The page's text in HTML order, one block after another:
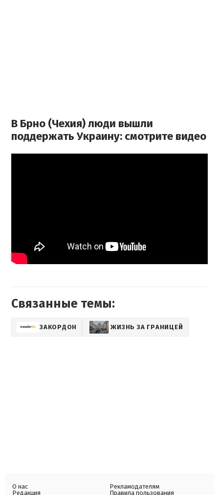
В Брно (Чехия) люди вышли
поддержать Украину: смотрите видео
Связанные темы:
ЗАКОРДОН ЖИЗНЬ ЗА ГРАНИЦЕЙ
О нас
Редакция
Рекламодателям
Правила пользования